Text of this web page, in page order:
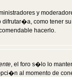
y
difrutar�a, como tener
hacerlo.
, el foro s�lo lo
al momento de